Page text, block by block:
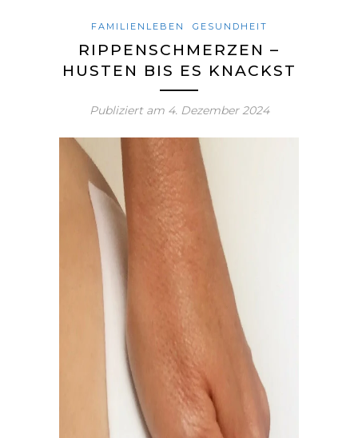
FAMILIENLEBEN GESUNDHEIT
RIPPENSCHMERZEN –
HUSTEN BIS ES KNACKST
Publiziert am 4. Dezember 2024